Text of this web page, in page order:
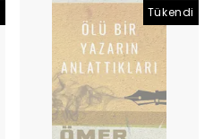
Tükendi